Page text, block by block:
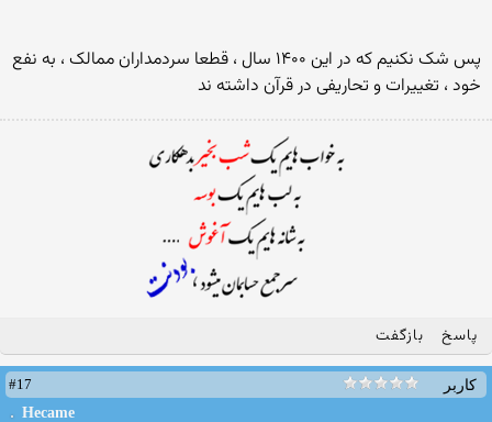
پس شک نکنیم که در این ۱۴۰۰ سال ، قطعا سردمداران ممالک ، به نفع
خود ، تغییرات و تحاریفی در قرآن داشته ند
پاسخ بازگفت
کاربر
#17
Hecame